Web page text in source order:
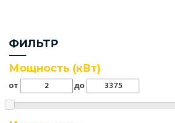
ФИЛЬТР
Мощность (кВт)
от до